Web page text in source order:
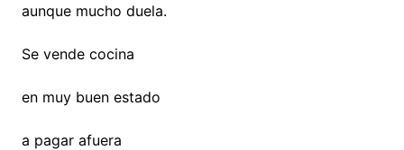
aunque mucho duela.
Se vende cocina
en muy buen estado
a pagar afuera